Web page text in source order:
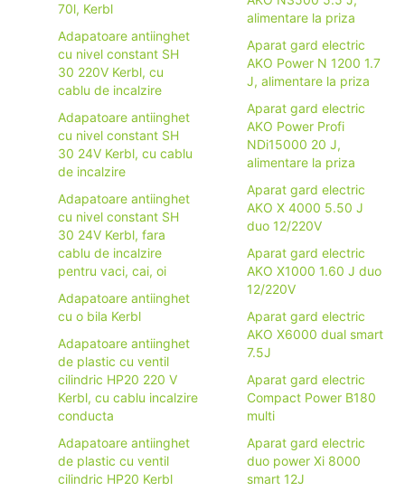
70l, Kerbl
Adapatoare antiinghet
cu nivel constant SH
30 220V Kerbl, cu
cablu de incalzire
Adapatoare antiinghet
cu nivel constant SH
30 24V Kerbl, cu cablu
de incalzire
Adapatoare antiinghet
cu nivel constant SH
30 24V Kerbl, fara
cablu de incalzire
pentru vaci, cai, oi
Adapatoare antiinghet
cu o bila Kerbl
Adapatoare antiinghet
de plastic cu ventil
cilindric HP20 220 V
Kerbl, cu cablu incalzire
conducta
Adapatoare antiinghet
de plastic cu ventil
cilindric HP20 Kerbl
alimentare la priza
Aparat gard electric
AKO Power N 1200 1.7
J, alimentare la priza
Aparat gard electric
AKO Power Profi
NDi15000 20 J,
alimentare la priza
Aparat gard electric
AKO X 4000 5.50 J
duo 12/220V
Aparat gard electric
AKO X1000 1.60 J duo
12/220V
Aparat gard electric
AKO X6000 dual smart
7.5J
Aparat gard electric
Compact Power B180
multi
Aparat gard electric
duo power Xi 8000
smart 12J